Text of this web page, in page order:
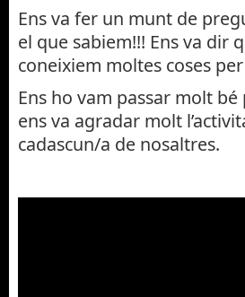
Ens va fer un munt de
el que sabiem!!! Ens va dir
coneixiem moltes coses
Ens ho vam passar molt
ens va agradar molt
cadascun/a de nosaltres.